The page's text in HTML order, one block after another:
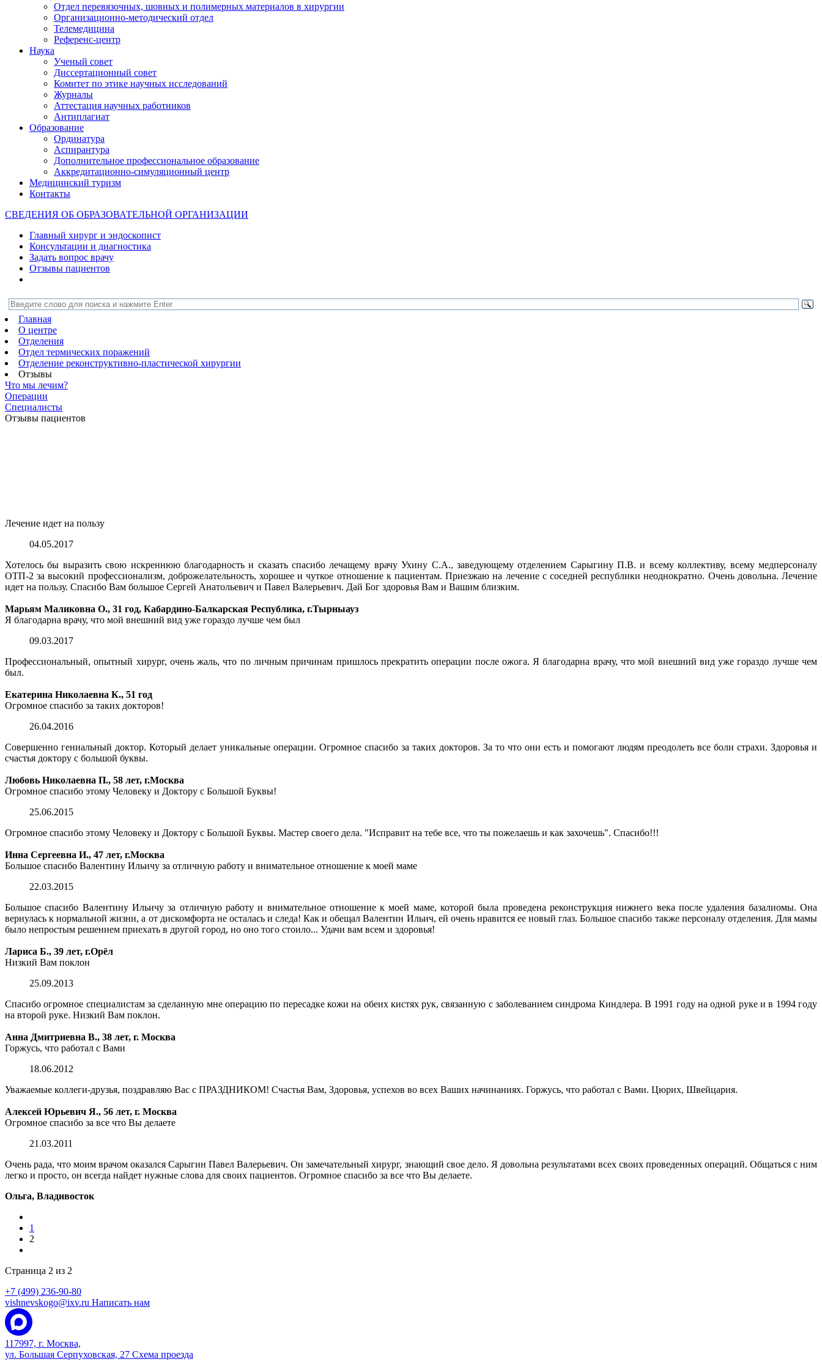
Отдел перевязочных, шовных и полимерных материалов в хирургии
Организационно-методический отдел
Телемедицина
Референс-центр
Наука
Ученый совет
Диссертационный совет
Комитет по этике научных исследований
Журналы
Аттестация научных работников
Антиплагиат
Образование
Ординатура
Аспирантура
Дополнительное профессиональное образование
Аккредитационно-симуляционный центр
Медицинский туризм
Контакты
СВЕДЕНИЯ ОБ ОБРАЗОВАТЕЛЬНОЙ ОРГАНИЗАЦИИ
Главный хирург и эндоскопист
Консультации и диагностика
Задать вопрос врачу
Отзывы пациентов
Главная
О центре
Отделения
Отдел термических поражений
Отделение реконструктивно-пластической хирургии
Отзывы
Что мы лечим?
Операции
Специалисты
Отзывы пациентов
Лечение идет на пользу
04.05.2017
Хотелось бы выразить свою искреннюю благодарность и сказать спасибо лечащему врачу Ухину С.А., заведующему отделением Сарыгину П.В. и всему коллективу, всему медперсоналу
ОТП-2 за высокий профессионализм, доброжелательность, хорошее и чуткое отношение к пациентам. Приезжаю на лечение с соседней республики неоднократно. Очень довольна. Лечение
идет на пользу. Спасибо Вам большое Сергей Анатольевич и Павел Валерьевич. Дай Бог здоровья Вам и Вашим близким.
Марьям Маликовна О., 31 год, Кабардино-Балкарская Республика, г.Тырныауз
Я благодарна врачу, что мой внешний вид уже гораздо лучше чем был
09.03.2017
Профессиональный, опытный хирург, очень жаль, что по личным причинам пришлось прекратить операции после ожога. Я благодарна врачу, что мой внешний вид уже гораздо лучше чем
был.
Екатерина Николаевна К., 51 год
Огромное спасибо за таких докторов!
26.04.2016
Совершенно гениальный доктор. Который делает уникальные операции. Огромное спасибо за таких докторов. За то что они есть и помогают людям преодолеть все боли страхи. Здоровья и
счастья доктору с большой буквы.
Любовь Николаевна П., 58 лет, г.Москва
Огромное спасибо этому Человеку и Доктору с Большой Буквы!
25.06.2015
Огромное спасибо этому Человеку и Доктору с Большой Буквы. Мастер своего дела. "Исправит на тебе все, что ты пожелаешь и как захочешь". Спасибо!!!
Инна Сергеевна И., 47 лет, г.Москва
Большое спасибо Валентину Ильичу за отличную работу и внимательное отношение к моей маме
22.03.2015
Большое спасибо Валентину Ильичу за отличную работу и внимательное отношение к моей маме, которой была проведена реконструкция нижнего века после удаления базалиомы. Она
вернулась к нормальной жизни, а от дискомфорта не осталась и следа! Как и обещал Валентин Ильич, ей очень нравится ее новый глаз. Большое спасибо также персоналу отделения. Для мамы
было непростым решением приехать в другой город, но оно того стоило... Удачи вам всем и здоровья!
Лариса Б., 39 лет, г.Орёл
Низкий Вам поклон
25.09.2013
Спасибо огромное специалистам за сделанную мне операцию по пересадке кожи на обеих кистях рук, связанную c заболеванием синдрома Киндлера. В 1991 году на одной руке и в 1994 году
на второй руке. Низкий Вам поклон.
Анна Дмитриевна В., 38 лет, г. Москва
Горжусь, что работал с Вами
18.06.2012
Уважаемые коллеги-друзья, поздравляю Вас с ПРАЗДНИКОМ! Счастья Вам, Здоровья, успехов во всех Ваших начинаниях. Горжусь, что работал с Вами. Цюрих, Швейцария.
Алексей Юрьевич Я., 56 лет, г. Москва
Огромное спасибо за все что Вы делаете
21.03.2011
Очень рада, что моим врачом оказался Сарыгин Павел Валерьевич. Он замечательный хирург, знающий свое дело. Я довольна результатами всех своих проведенных операций. Общаться с ним
легко и просто, он всегда найдет нужные слова для своих пациентов. Огромное спасибо за все что Вы делаете.
Ольга, Владивосток
1
2
Страница 2 из 2
+7 (499) 236-90-80
vishnevskogo@ixv.ru Написать нам
117997, г. Москва,
ул. Большая Серпуховская, 27 Схема проезда